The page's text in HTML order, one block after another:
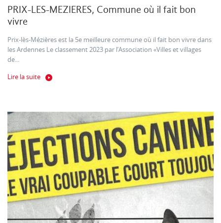
PRIX-LES-MEZIERES, Commune où il fait bon
vivre
Prix-lès-Mézières est la 5e meilleure commune où il fait bon vivre dans
les Ardennes Le classement 2023 par l’Association «Villes et villages
de...
Lire la suite